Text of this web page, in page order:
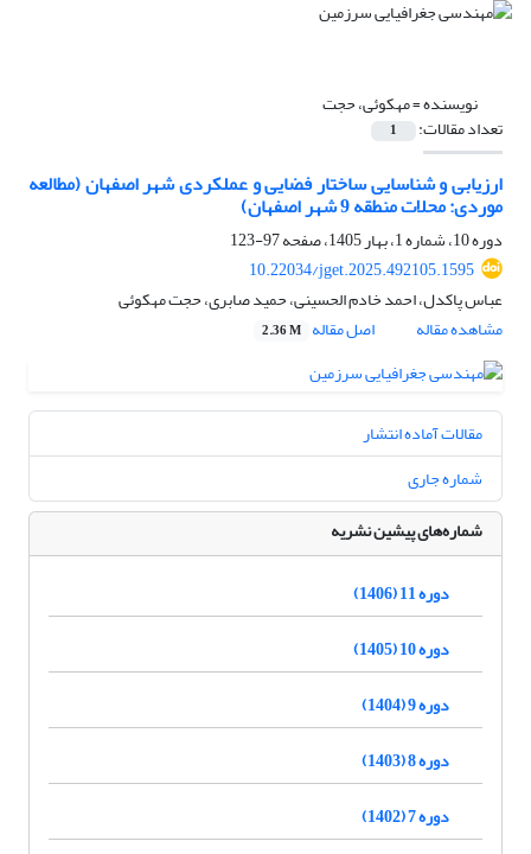
نویسنده =مهکوئی، حجت
تعداد مقالات: 1
ارزیابی و شناسایی ساختار فضایی و عملکردی شهر اصفهان (مطالعه
موردی: محلات منطقه 9 شهر اصفهان)
دوره 10، شماره 1، بهار 1405، صفحه
97-123
10.22034/jget.2025.492105.1595
عباس پاکدل، احمد خادم الحسینی، حمید صابری، حجت مهکوئی
مشاهده مقاله
اصل مقاله 2.36 M
مقالات آماده انتشار
شماره جاری
شماره‌های پیشین نشریه
دوره 11 (1406)
دوره 10 (1405)
دوره 9 (1404)
دوره 8 (1403)
دوره 7 (1402)